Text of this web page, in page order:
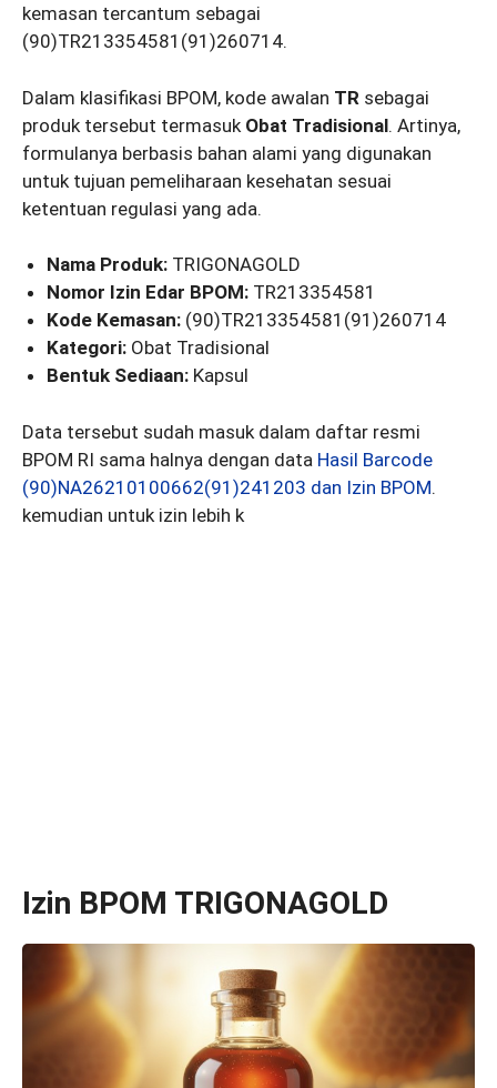
kemasan tercantum sebagai
(90)TR213354581(91)260714.
Dalam klasifikasi BPOM, kode awalan TR sebagai
produk tersebut termasuk Obat Tradisional. Artinya,
formulanya berbasis bahan alami yang digunakan
untuk tujuan pemeliharaan kesehatan sesuai
ketentuan regulasi yang ada.
Nama Produk: TRIGONAGOLD
Nomor Izin Edar BPOM: TR213354581
Kode Kemasan: (90)TR213354581(91)260714
Kategori: Obat Tradisional
Bentuk Sediaan: Kapsul
Data tersebut sudah masuk dalam daftar resmi
BPOM RI sama halnya dengan data Hasil Barcode
(90)NA26210100662(91)241203 dan Izin BPOM.
kemudian untuk izin lebih k
Izin BPOM TRIGONAGOLD